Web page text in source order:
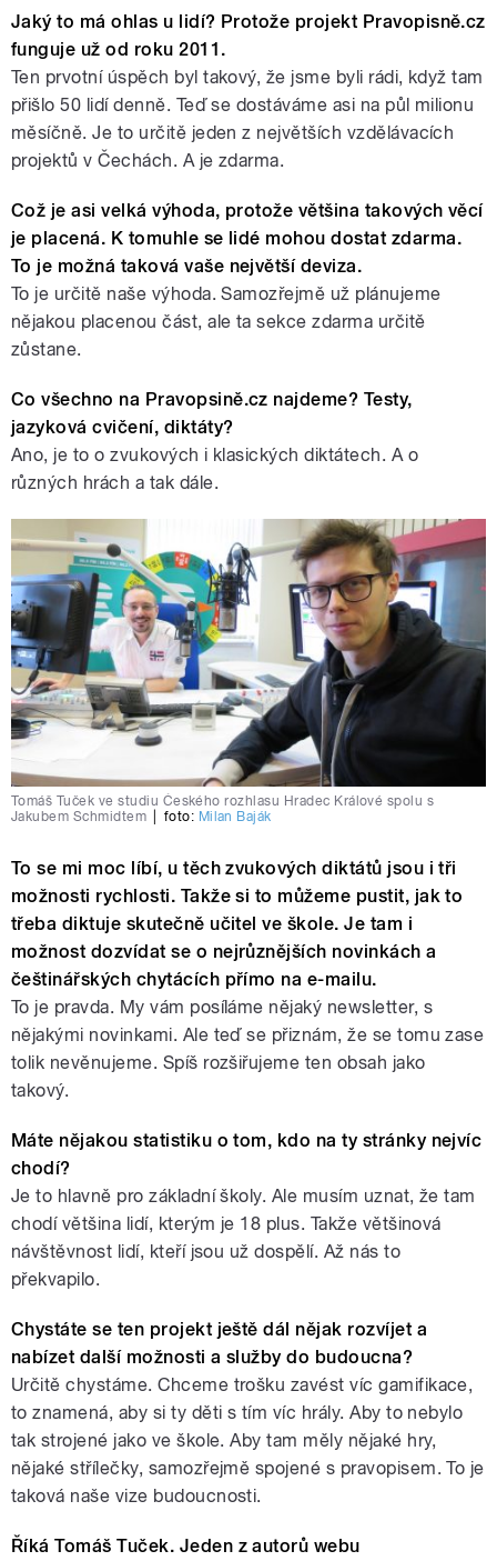
Jaký to má ohlas u lidí? Protože projekt Pravopisně.cz
funguje už od roku 2011.
Ten prvotní úspěch byl takový, že jsme byli rádi, když tam
přišlo 50 lidí denně. Teď se dostáváme asi na půl milionu
měsíčně. Je to určitě jeden z největších vzdělávacích
projektů v Čechách. A je zdarma.
Což je asi velká výhoda, protože většina takových věcí
je placená. K tomuhle se lidé mohou dostat zdarma.
To je možná taková vaše největší deviza.
To je určitě naše výhoda. Samozřejmě už plánujeme
nějakou placenou část, ale ta sekce zdarma určitě
zůstane.
Co všechno na Pravopsině.cz najdeme? Testy,
jazyková cvičení, diktáty?
Ano, je to o zvukových i klasických diktátech. A o
různých hrách a tak dále.
Tomáš Tuček ve studiu Českého rozhlasu Hradec Králové spolu s
Jakubem Schmidtem
foto: Milan Baják
To se mi moc líbí, u těch zvukových diktátů jsou i tři
možnosti rychlosti. Takže si to můžeme pustit, jak to
třeba diktuje skutečně učitel ve škole. Je tam i
možnost dozvídat se o nejrůznějších novinkách a
češtinářských chytácích přímo na e-mailu.
To je pravda. My vám posíláme nějaký newsletter, s
nějakými novinkami. Ale teď se přiznám, že se tomu zase
tolik nevěnujeme. Spíš rozšiřujeme ten obsah jako
takový.
Máte nějakou statistiku o tom, kdo na ty stránky nejvíc
chodí?
Je to hlavně pro základní školy. Ale musím uznat, že tam
chodí většina lidí, kterým je 18 plus. Takže většinová
návštěvnost lidí, kteří jsou už dospělí. Až nás to
překvapilo.
Chystáte se ten projekt ještě dál nějak rozvíjet a
nabízet další možnosti a služby do budoucna?
Určitě chystáme. Chceme trošku zavést víc gamifikace,
to znamená, aby si ty děti s tím víc hrály. Aby to nebylo
tak strojené jako ve škole. Aby tam měly nějaké hry,
nějaké střílečky, samozřejmě spojené s pravopisem. To je
taková naše vize budoucnosti.
Říká Tomáš Tuček. Jeden z autorů webu